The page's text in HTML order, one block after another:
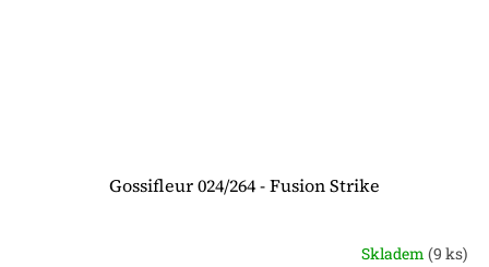
Gossifleur 024/264 - Fusion Strike
Skladem (9 ks)